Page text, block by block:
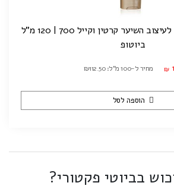
השיער קרטין וקייל 700 | 120 מ"ל
ביוטופ
₪ מחיר ל-100 מ"ל: ₪112.50
הוספה לסל
בביוטי פקטורי?